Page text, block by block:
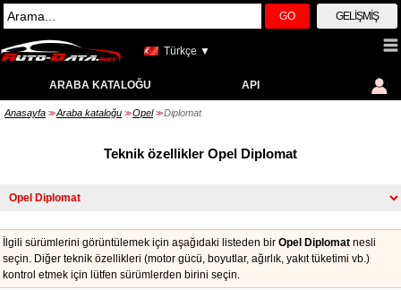
GO GELIŞMIŞ
Türkçe ▼
ARABA KATALOĞU API
Anasayfa >> Araba kataloğu >> Opel >> Diplomat
Teknik özellikler Opel Diplomat
İlgili sürümlerini görüntülemek için aşağıdaki listeden bir Opel Diplomat nesli
seçin. Diğer teknik özellikleri (motor gücü, boyutlar, ağırlık, yakıt tüketimi vb.)
kontrol etmek için lütfen sürümlerden birini seçin.